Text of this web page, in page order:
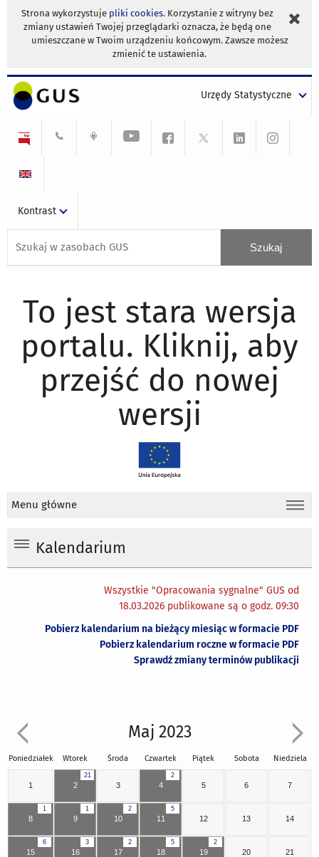
Strona wykorzystuje pliki cookies. Korzystanie z witryny bez
zmiany ustawień Twojej przeglądarki oznacza, że będą one
umieszczane w Twoim urządzeniu końcowym. Zawsze możesz
zmienić te ustawienia.
Urzędy Statystyczne
Kontrast
To jest stara wersja
portalu. Kliknij, aby
przejść do nowej
wersji
Menu główne
Kalendarium
Wszystkie "Opracowania sygnalne" GUS od
18.03.2026 publikowane są o godz. 09:30
Pobierz kalendarium na bieżący miesiąc w formacie PDF
Pobierz kalendarium roczne w formacie PDF
Sprawdź zmiany terminów publikacji
Maj 2023
Poniedziałek Wtorek Środa Czwartek Piątek Sobota Niedziela
1
21
2 3
2
4 5 6 7
1
8
1
9
2
10
5
11 12 13 14
6
15
3
16
2
17
5
18
2
19 20 21